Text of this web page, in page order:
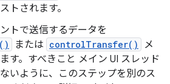
トされます。
トで送信するデータを
または controlTransfer()
メ
す。すべきこと メイン UI スレッド
いように、このステップを別のス